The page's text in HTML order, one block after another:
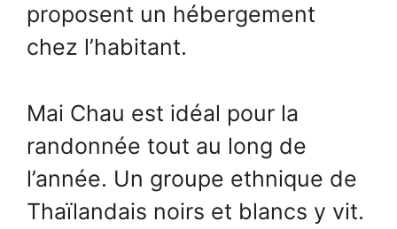
proposent un hébergement
chez l’habitant.
Mai Chau est idéal pour la
randonnée tout au long de
l’année. Un groupe ethnique de
Thaïlandais noirs et blancs y vit.